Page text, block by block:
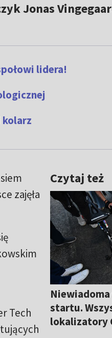
Jonas
lidera!
kolarz
Czytaj też
startu.
lokalizatory
zajęła
Tech